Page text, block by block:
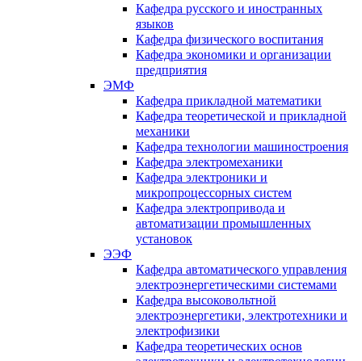
Кафедра русского и иностранных
языков
Кафедра физического воспитания
Кафедра экономики и организации
предприятия
ЭМФ
Кафедра прикладной математики
Кафедра теоретической и прикладной
механики
Кафедра технологии машиностроения
Кафедра электромеханики
Кафедра электроники и
микропроцессорных систем
Кафедра электропривода и
автоматизации промышленных
установок
ЭЭФ
Кафедра автоматического управления
электроэнергетическими системами
Кафедра высоковольтной
электроэнергетики, электротехники и
электрофизики
Кафедра теоретических основ